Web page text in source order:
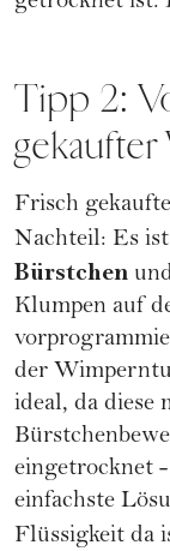
Tipp 2:
Frisch
Nachteil: Es
Bürstchen
Klumpen auf
der
ideal, da diese
eingetrocknet
einfachste
Flüssigkeit da